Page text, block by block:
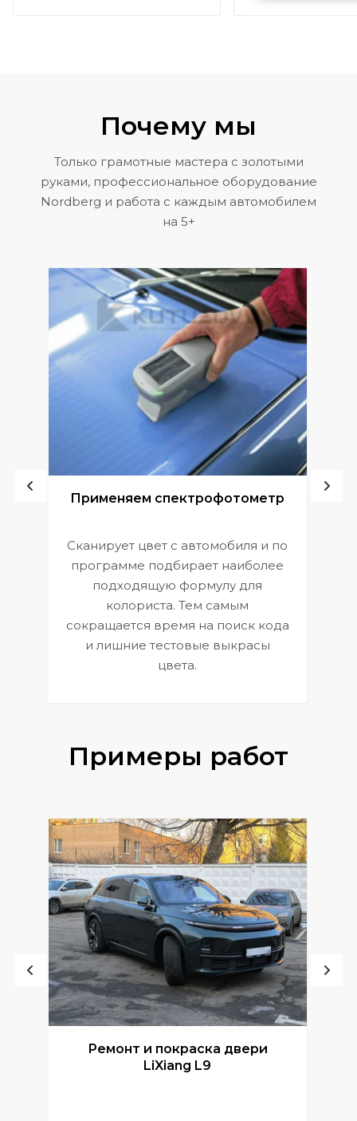
Почему мы
Только грамотные мастера с золотыми
руками, профессиональное оборудование
Nordberg и работа с каждым автомобилем
на 5+
Применяем спектрофотометр
Сканирует цвет с автомобиля и по
программе подбирает наиболее
подходящую формулу для
колориста. Тем самым
сокращается время на поиск кода
и лишние тестовые выкрасы
цвета.
Примеры работ
Ремонт и покраска двери
LiXiang L9